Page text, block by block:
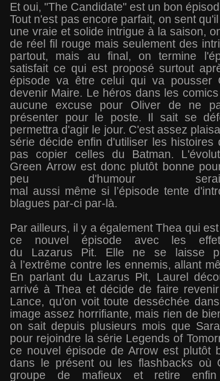
Et oui, "The Candidate" est un bon
Tout n'est pas encore parfait, on sent
une vraie et solide intrigue à la saison,
de réel fil rouge mais seulement des
partout, mais au final, on termine
satisfait ce qui est proposé surtout
épisode va être celui qui va pousser
devenir Maire. Le héros dans les
aucune excuse pour Oliver de ne
présenter pour le poste. Il sait se
permettra d'agir le jour. C'est assez
série décide enfin d'utiliser les histoires
pas copier celles du Batman.
Green Arrow est donc plutôt bonne
peu d'humour
mal aussi même si l’épisode tente
blagues par-ci par-là.
Par ailleurs, il y a également Thea qui
ce nouvel épisode avec les
du Lazarus Pit. Elle ne se laisse
à l’extrême contre les ennemis, allant
En parlant du Lazarus Pit, Laurel
arrivé à Thea et décide de faire
Lance, qu'on voit toute desséchée
image assez horrifiante, mais rien de
on sait depuis plusieurs mois que
pour rejoindre la série Legends of
ce nouvel épisode de Arrow est plutôt
dans le présent ou les flashbacks où
groupe de mafieux et retire